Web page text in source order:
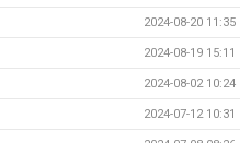
2024-08-20 11:35
2024-08-19 15:11
2024-08-02 10:24
2024-07-12 10:31